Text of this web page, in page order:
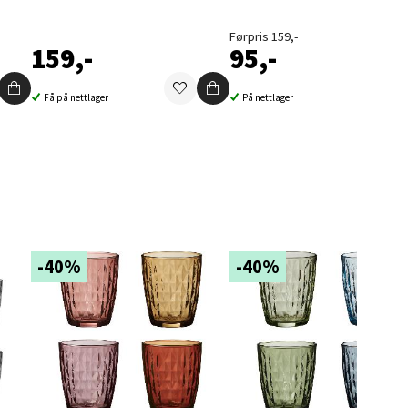
159,-
Få på nettlager
Førpris 159,-
95,-
På nettlager
-40% -40%